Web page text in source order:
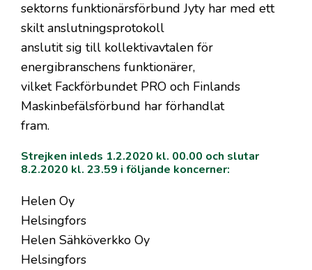
sektorns funktionärsförbund Jyty har med ett
skilt anslutningsprotokoll
anslutit sig till kollektivavtalen för
energibranschens funktionärer,
vilket Fackförbundet PRO och Finlands
Maskinbefälsförbund har förhandlat
fram.
Strejken inleds 1.2.2020 kl. 00.00 och slutar
8.2.2020 kl. 23.59 i följande koncerner:
Helen Oy
Helsingfors
Helen Sähköverkko Oy
Helsingfors